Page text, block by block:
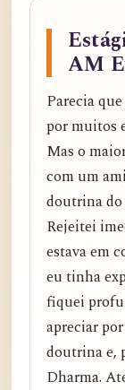
AM
Parecia
por muitos
Mas o
com um
doutrina do
Rejeitei
estava em
eu tinha
fiquei
apreciar
doutrina e,
Dharma.